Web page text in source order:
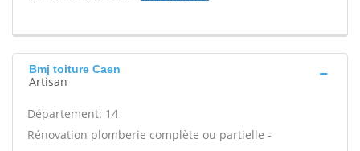
Bmj toiture Caen
Artisan
Département: 14
Rénovation plomberie complète ou partielle -